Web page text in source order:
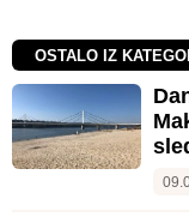
OSTALO IZ